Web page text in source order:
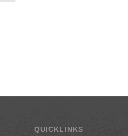
QUICKLINKS